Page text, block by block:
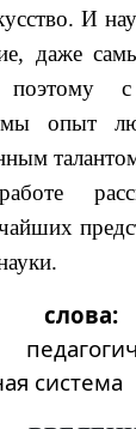
И
даже
с
мы опыт
слова:
система